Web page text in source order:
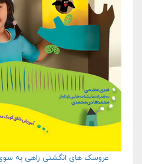
عروسک های انگشتی راهی به